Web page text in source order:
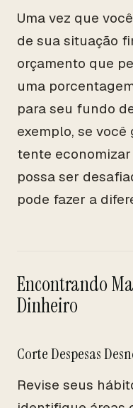
Uma vez que
de sua situação
orçamento que
uma
para seu fundo
exemplo, se
tente economizar
possa ser
pode fazer a
Encontrando
Dinheiro
Corte Despesas
Revise seus